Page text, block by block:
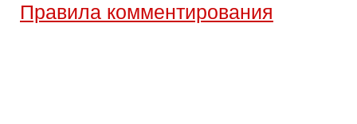
Правила комментирования